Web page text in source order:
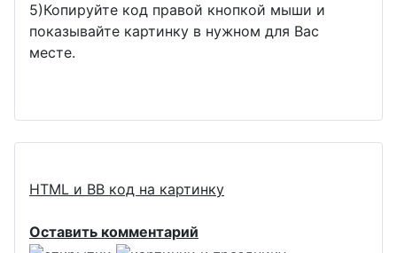
5)Копируйте код правой кнопкой мыши и
показывайте картинку в нужном для Вас
месте.
HTML и BB код на картинку
Оставить комментарий